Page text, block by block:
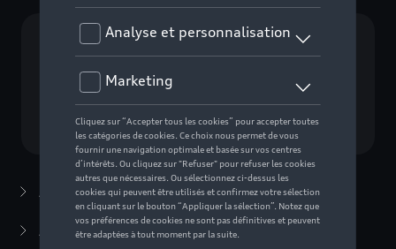
Aucun modèle sélectionné (Tout afficher)
Choisissez un modèle
Accessoires d'été(7)
Accessoires d'hiver(20)